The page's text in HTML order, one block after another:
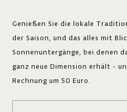
Genießen Sie die lokale
der Saison, und das alles mit
Sonnenuntergänge, bei denen
ganz neue Dimension erhält -
Rechnung um 50 Euro.